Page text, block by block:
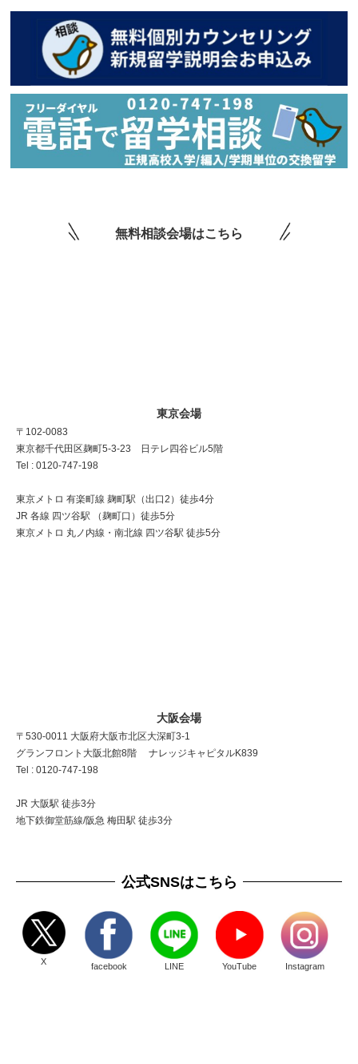
無料相談会場はこちら
東京会場
〒102-0083
東京都千代田区麹町5-3-23 日テレ四谷ビル5階
Tel : 0120-747-198
東京メトロ 有楽町線 麹町駅（出口2）徒歩4分
JR 各線 四ツ谷駅 （麹町口）徒歩5分
東京メトロ 丸ノ内線・南北線 四ツ谷駅 徒歩5分
大阪会場
〒530-0011 大阪府大阪市北区大深町3-1
グランフロント大阪北館8階 ナレッジキャピタルK839
Tel : 0120-747-198
JR 大阪駅 徒歩3分
地下鉄御堂筋線/阪急 梅田駅 徒歩3分
公式SNSはこちら
X facebook LINE YouTube Instagram